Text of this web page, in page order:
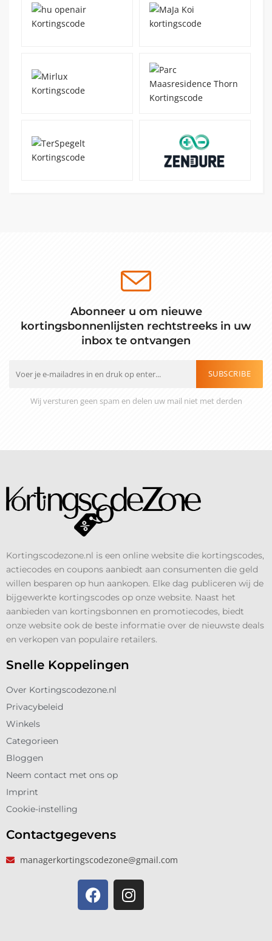
Abonneer u om nieuwe
kortingsbonnenlijsten rechtstreeks in uw
inbox te ontvangen
SUBSCRIBE
Wij versturen geen spam en delen uw mail niet met derden
Kortingscodezone.nl is een online website die kortingscodes,
actiecodes en coupons aanbiedt aan consumenten die geld
willen besparen op hun aankopen. Elke dag publiceren wij de
bijgewerkte kortingscodes op onze website. Naast het
aanbieden van kortingsbonnen en promotiecodes, biedt
onze website ook de beste informatie over de nieuwste deals
en verkopen van populaire retailers.
Snelle Koppelingen
Over Kortingscodezone.nl
Privacybeleid
Winkels
Categorieen
Bloggen
Neem contact met ons op
Imprint
Cookie-instelling
Contactgegevens
managerkortingscodezone@gmail.com